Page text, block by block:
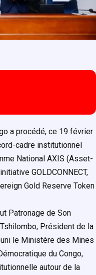
a procédé, ce 19 février
cadre institutionnel
National AXIS (Asset-
GOLDCONNECT,
Gold Reserve Token
Patronage de Son
Président de la
le Ministère des Mines
du Congo,
autour de la